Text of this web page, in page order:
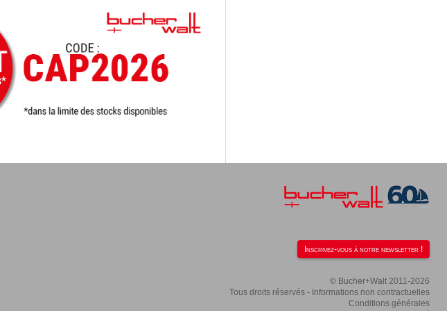
Inscrivez-vous à notre newsletter !
© Bucher+Walt 2011-2026
Tous droits réservés - Informations non contractuelles
Conditions générales